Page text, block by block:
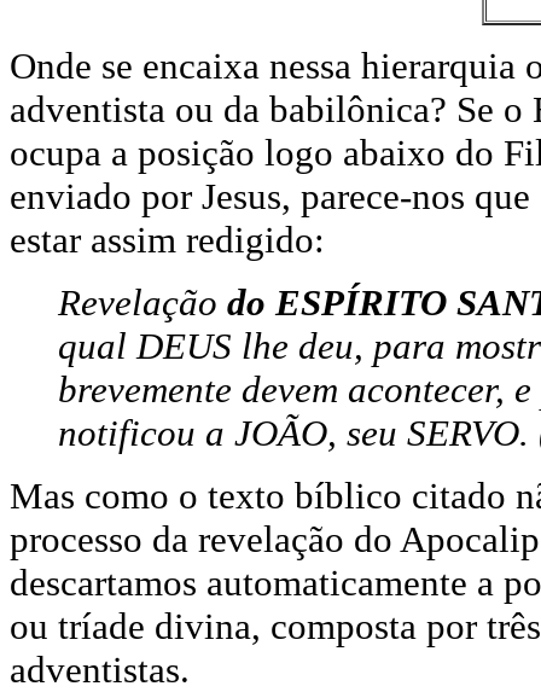
Onde se encaixa nessa
adventista ou da babilônica? Se o
ocupa a posição logo abaixo do
enviado por Jesus, parece-nos
estar assim redigido:
Revelação do ESPÍRITO
qual DEUS lhe deu, para
brevemente devem acontecer,
notificou a JOÃO, seu
Mas como o texto bíblico citado
processo da revelação do
descartamos automaticamente a
ou tríade divina, composta por
adventistas.